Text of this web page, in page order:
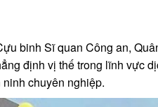
binh Sĩ quan Công an,
định vị thế trong lĩnh vực
chuyên nghiệp.